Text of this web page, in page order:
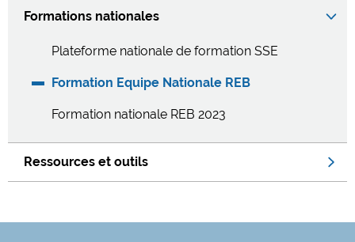
Formations nationales
Plateforme nationale de formation SSE
Formation Equipe Nationale REB
Formation nationale REB 2023
Ressources et outils